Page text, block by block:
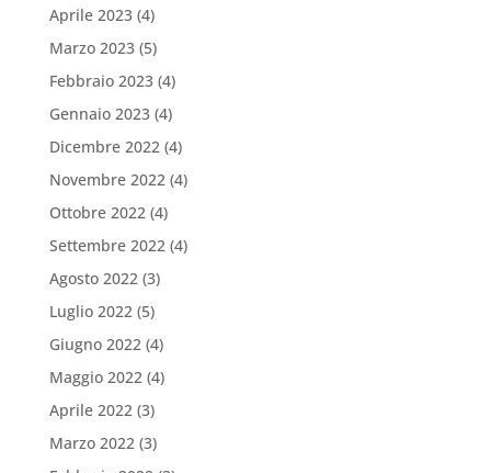
Aprile 2023(4)
Marzo 2023(5)
Febbraio 2023(4)
Gennaio 2023(4)
Dicembre 2022(4)
Novembre 2022(4)
Ottobre 2022(4)
Settembre 2022(4)
Agosto 2022(3)
Luglio 2022(5)
Giugno 2022(4)
Maggio 2022(4)
Aprile 2022(3)
Marzo 2022(3)